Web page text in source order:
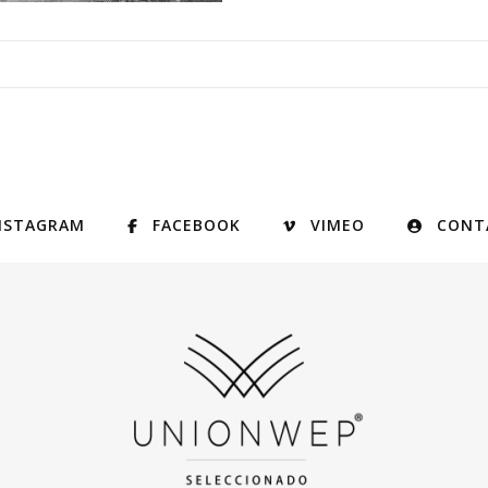
FACEBOOK VIMEO